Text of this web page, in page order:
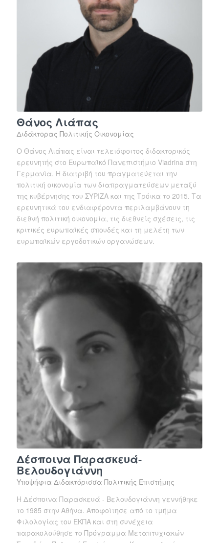
Θάνος Λιάπας
Διδάκτορας Πολιτικής Οικονομίας
Ο Θάνος Λιάπας είναι τελειόφοιτος διδακτορικός
ερευνητής στο Ευρωπαϊκό Πανεπιστήμιο Viadrina στη
Γερμανία. Η διατριβή του πραγματεύεται την
πολιτική οικονομία των διαπραγματεύσεων μεταξύ
της κυβέρνησης του ΣΥΡΙΖΑ και της Τρόικα το 2015. Τα
ερευνητικά του ενδιαφέροντα περιλαμβάνουν τη
διεθνή πολιτική οικονομία, τις διεθνείς σχέσεις, τις
κριτικές ευρωπαϊκές σπουδές και τη μελέτη των
ευρωπαϊκών εργοδοτικών οργανώσεων.
Δέσποινα Παρασκευά-
Βελουδογιάννη
Yποψήφια Διδακτόρισσα Πολιτικής Επιστήμης
Η Δέσποινα Παρασκευά - Βελουδογιάννη γεννήθηκε
το 1985 στην Αθήνα. Αποφοίτησε από το τμήμα
Φιλολογίας του ΕΚΠΑ και στη συνέχεια
παρακολούθησε το Πρόγραμμα Μεταπτυχιακών